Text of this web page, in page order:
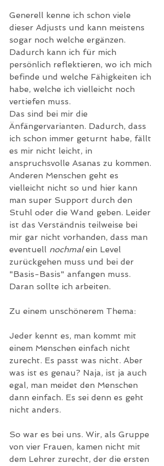
Generell kenne ich schon viele
dieser Adjusts und kann meistens
sogar noch welche ergänzen.
Dadurch kann ich für mich
persönlich reflektieren, wo ich mich
befinde und welche Fähigkeiten ich
habe, welche ich vielleicht noch
vertiefen muss.
Das sind bei mir die
Änfängervarianten. Dadurch, dass
ich schon immer geturnt habe, fällt
es mir nicht leicht, in
anspruchsvolle Asanas zu kommen.
Anderen Menschen geht es
vielleicht nicht so und hier kann
man super Support durch den
Stuhl oder die Wand geben. Leider
ist das Verständnis teilweise bei
mir gar nicht vorhanden, dass man
eventuell nochmal ein Level
zurückgehen muss und bei der
"Basis-Basis" anfangen muss.
Daran sollte ich arbeiten.
Zu einem unschönerem Thema:
Jeder kennt es, man kommt mit
einem Menschen einfach nicht
zurecht. Es passt was nicht. Aber
was ist es genau? Naja, ist ja auch
egal, man meidet den Menschen
dann einfach. Es sei denn es geht
nicht anders.
So war es bei uns. Wir, als Gruppe
von vier Frauen, kamen nicht mit
dem Lehrer zurecht, der die ersten